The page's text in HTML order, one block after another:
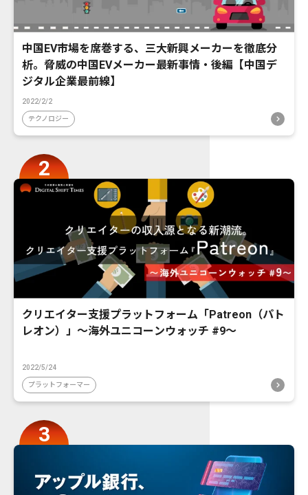
中国EV市場を席巻する、三大新興メーカーを徹底分
析。脅威の中国EVメーカー最新事情・後編【中国デ
ジタル企業最前線】
2022/2/2
テクノロジー
クリエイター支援プラットフォーム「Patreon（パト
レオン）」〜海外ユニコーンウォッチ #9〜
2022/5/24
プラットフォーマー